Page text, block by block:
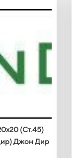
(Ст.45)
Джон Дир